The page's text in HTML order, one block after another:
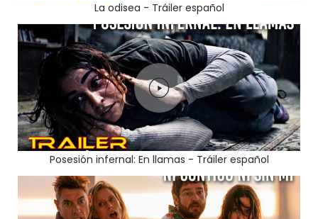
La odisea - Tráiler español
Posesión infernal: En llamas - Tráiler español